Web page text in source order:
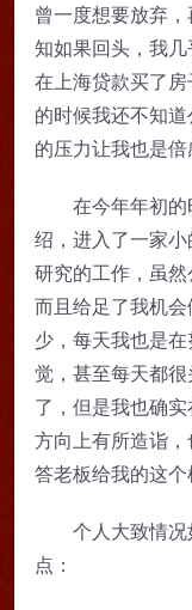
曾一度想要放弃
知如果回头，我
在上海贷款买了
的时候我还不知
的压力让我也是倍
在今年年初
绍，进入了一家
研究的工作，虽
而且给足了我机
少，每天我也是
觉，甚至每天都
了，但是我也确
方向上有所造诣
答老板给我的这个
个人大致情
点：